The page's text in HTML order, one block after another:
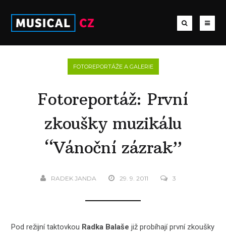
FOTOREPORTÁŽE A GALERIE
Fotoreportáž: První
zkoušky muzikálu
“Vánoční zázrak”
RADEK JANDA 29. 9. 2011 3
Pod režijní taktovkou Radka Balaše již probíhají první zkoušky